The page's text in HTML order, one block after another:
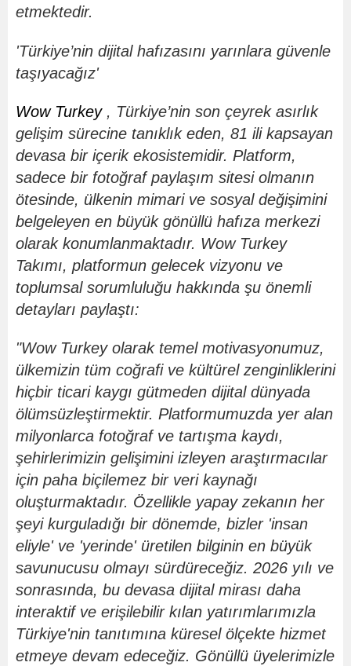
etmektedir.
'Türkiye’nin dijital hafızasını yarınlara güvenle
taşıyacağız'
Wow Turkey, Türkiye’nin son çeyrek asırlık
gelişim sürecine tanıklık eden, 81 ili kapsayan
devasa bir içerik ekosistemidir. Platform,
sadece bir fotoğraf paylaşım sitesi olmanın
ötesinde, ülkenin mimari ve sosyal değişimini
belgeleyen en büyük gönüllü hafıza merkezi
olarak konumlanmaktadır. Wow Turkey
Takımı, platformun gelecek vizyonu ve
toplumsal sorumluluğu hakkında şu önemli
detayları paylaştı:
"Wow Turkey olarak temel motivasyonumuz,
ülkemizin tüm coğrafi ve kültürel zenginliklerini
hiçbir ticari kaygı gütmeden dijital dünyada
ölümsüzleştirmektir. Platformumuzda yer alan
milyonlarca fotoğraf ve tartışma kaydı,
şehirlerimizin gelişimini izleyen araştırmacılar
için paha biçilemez bir veri kaynağı
oluşturmaktadır. Özellikle yapay zekanın her
şeyi kurguladığı bir dönemde, bizler 'insan
eliyle' ve 'yerinde' üretilen bilginin en büyük
savunucusu olmayı sürdüreceğiz. 2026 yılı ve
sonrasında, bu devasa dijital mirası daha
interaktif ve erişilebilir kılan yatırımlarımızla
Türkiye'nin tanıtımına küresel ölçekte hizmet
etmeye devam edeceğiz. Gönüllü üyelerimizle